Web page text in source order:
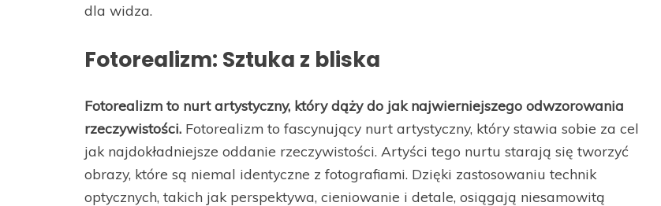
dla widza.
Fotorealizm: Sztuka z bliska
Fotorealizm to nurt artystyczny, który dąży do jak najwierniejszego odwzorowania
rzeczywistości. Fotorealizm to fascynujący nurt artystyczny, który stawia sobie za cel
jak najdokładniejsze oddanie rzeczywistości. Artyści tego nurtu starają się tworzyć
obrazy, które są niemal identyczne z fotografiami. Dzięki zastosowaniu technik
optycznych, takich jak perspektywa, cieniowanie i detale, osiągają niesamowitą